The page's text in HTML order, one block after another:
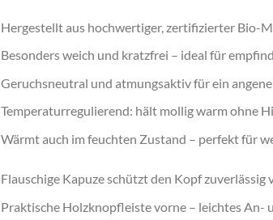
Hergestellt aus hochwertiger, zertifizierter Bio-
Besonders weich und kratzfrei – ideal für
Geruchsneutral und atmungsaktiv für ein
Temperaturregulierend: hält mollig warm ohne
Wärmt auch im feuchten Zustand – perfekt für
Flauschige Kapuze schützt den Kopf zuverlässig
Praktische Holzknopfleiste vorne – leichtes An-